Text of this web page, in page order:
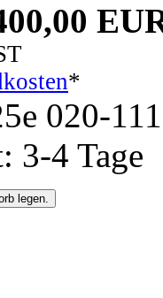
*
020-
3-4 Tage